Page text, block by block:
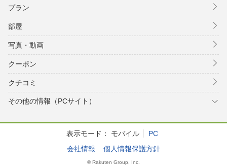
プラン
部屋
写真・動画
クーポン
クチコミ
その他の情報（PCサイト）
表示モード： モバイル
PC
会社情報
個人情報保護方針
© Rakuten Group, Inc.